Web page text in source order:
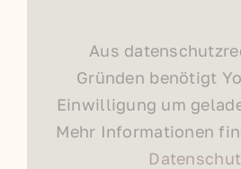
Aus
Gründen benötigt
Einwilligung um
Mehr Informationen